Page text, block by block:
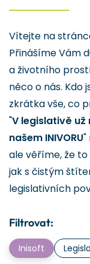
Vítejte na
Přinášíme Vám
a životního
něco o nás. Kdo
zkrátka vše, co
"V legislativě
našem INIVORU"
ale věříme, že
jak s čistým
legislativních
Filtrovat:
Inisoft